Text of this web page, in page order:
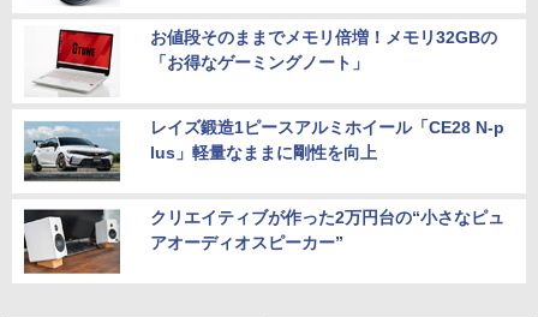
お値段そのままでメモリ倍増！メモリ32GBの
「お得なゲーミングノート」
レイズ鍛造1ピースアルミホイール「CE28 N-p
lus」軽量なままに剛性を向上
クリエイティブが作った2万円台の“小さなピュ
アオーディオスピーカー”